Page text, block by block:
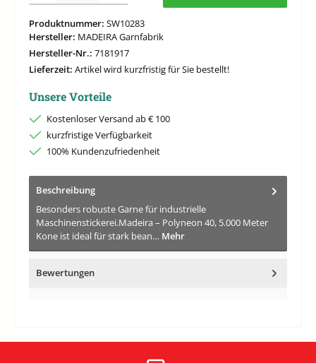
Produktnummer: SW10283
Hersteller: MADEIRA Garnfabrik
Hersteller-Nr.: 7181917
Lieferzeit: Artikel wird kurzfristig für Sie bestellt!
Unsere Vorteile
Kostenloser Versand ab € 100
kurzfristige Verfügbarkeit
100% Kundenzufriedenheit
Beschreibung
Besonders robuste Garne für industrielle
Maschinenstickerei.Madeira – Polyneon 40, 5.000 Meter
Kone ist ideal für stark bean… Mehr
Bewertungen